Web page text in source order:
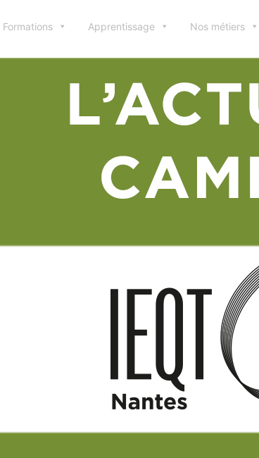
Formations Apprentissage Nos métiers